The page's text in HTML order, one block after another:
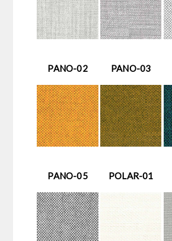
PANO-02 PANO-03
PANO-05 POLAR-01